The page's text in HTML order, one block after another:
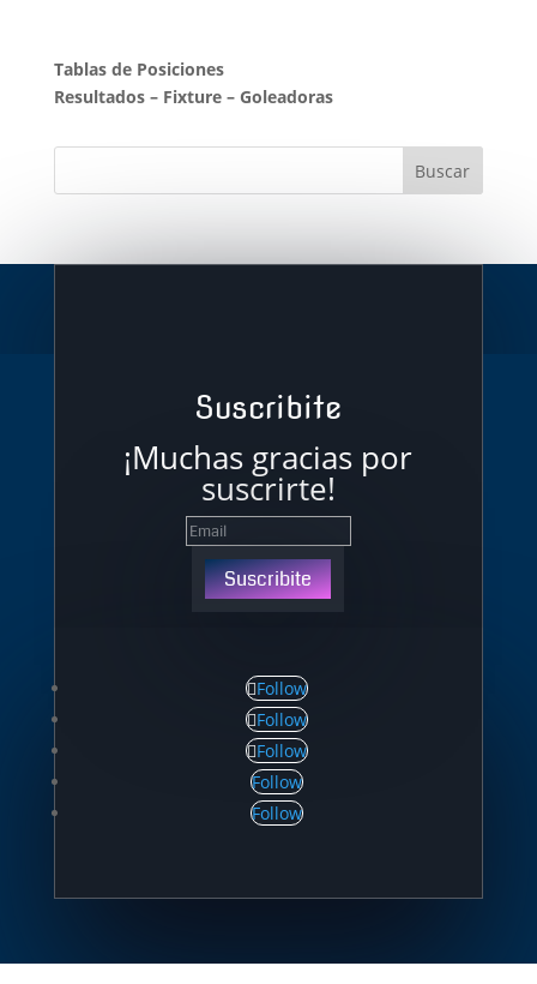
Tablas de Posiciones
Resultados– Fixture– Goleadoras
Suscribite
¡Muchas gracias por
suscrirte!
Suscribite
Follow
Follow
Follow
Follow
Follow